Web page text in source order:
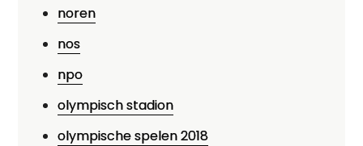
noren
nos
npo
olympisch stadion
olympische spelen 2018